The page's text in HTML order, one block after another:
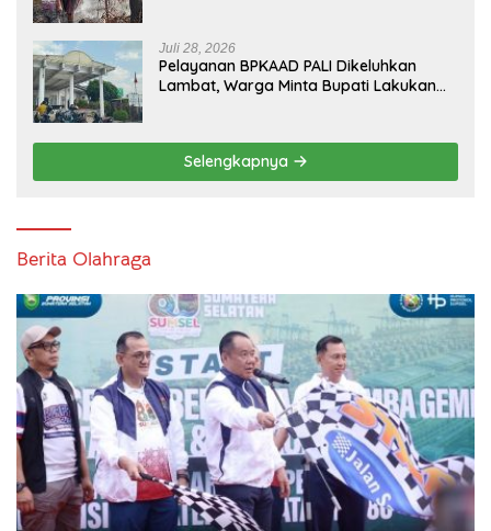
Juli 28, 2026
Pelayanan BPKAAD PALI Dikeluhkan
Lambat, Warga Minta Bupati Lakukan
Selengkapnya
Berita Olahraga